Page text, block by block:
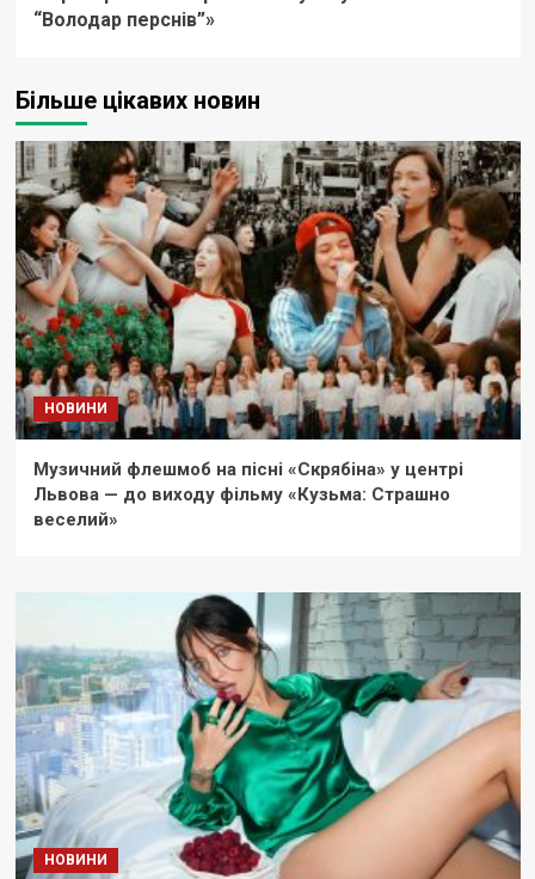
“Володар перснів”»
Більше цікавих новин
НОВИНИ
Музичний флешмоб на пісні «Скрябіна» у центрі
Львова — до виходу фільму «Кузьма: Страшно
веселий»
НОВИНИ